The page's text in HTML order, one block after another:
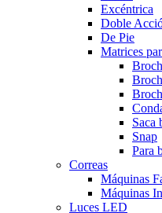
Excéntrica
Doble
De Pie
Matrices
Saca
Snap
Para
Correas
Máquinas
Máquinas
Luces LED